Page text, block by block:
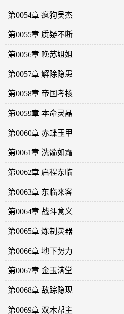
第0054章 疯狗吴杰
第0055章 质疑不断
第0056章 晚苏姐姐
第0057章 解除隐患
第0058章 帝国考核
第0059章 本命灵晶
第0060章 赤蝶玉甲
第0061章 洗髓如霜
第0062章 启程东临
第0063章 东临来客
第0064章 战斗意义
第0065章 炼制灵器
第0066章 地下势力
第0067章 金玉满堂
第0068章 敌踪隐现
第0069章 双木帮主